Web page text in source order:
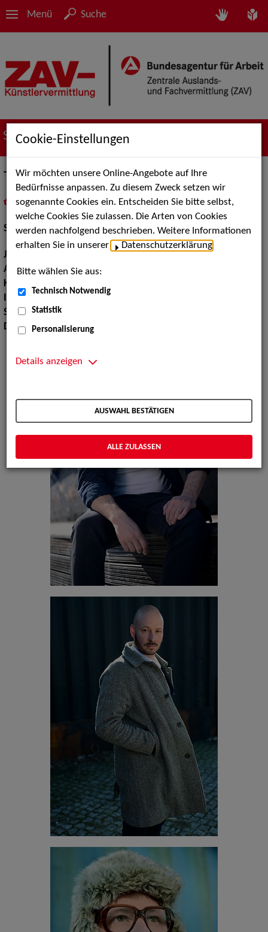
Menü Suche
Suche nach Künstler*innen
Thomas Pasieka
als PDF speichern
inMeine Merklistelegen
Schauspiel:Bühne
Jahrgang:
Augenfarbe:grün-braun
Körpergröße:
Instrument:
Sprachen:Deutsch, Englisch
Dialekte:Berlinerisch
Cookie-Einstellungen
Wir möchten unsere Online-Angebote auf Ihre
Bedürfnisse anpassen. Zu diesem Zweck setzen wir
sogenannte Cookies ein. Entscheiden Sie bitte selbst,
welche Cookies Sie zulassen. Die Arten von Cookies
werden nachfolgend beschrieben. Weitere Informationen
erhalten Sie in unserer
Datenschutzerklärung
Bitte wählen Sie aus:
Technisch Notwendig
Statistik
Personalisierung
Details anzeigen
AUSWAHL BESTÄTIGEN
ALLE ZULASSEN